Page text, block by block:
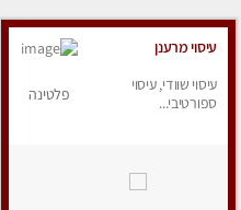
עיסוי מרענן
עיסוי שוודי, עיסוי
ספורטיבי...
פלטינה